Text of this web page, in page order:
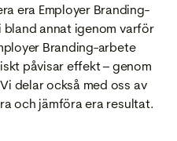
era Employer Branding-
bland annat igenom varför
Branding-arbete
påvisar effekt – genom
delar också med oss av
och jämföra era resultat.